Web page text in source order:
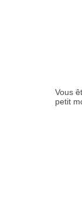
Vous
petit